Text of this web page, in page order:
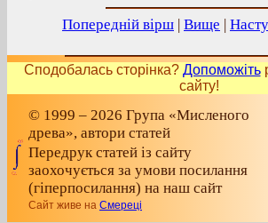
Попередній вірш | Вище |
Сподобалась сторінка? Допоможіть
сайту!
© 1999 – 2026 Група «Мисленого
древа», автори статей
Передрук статей із сайту
заохочується за умови посилання
(гіперпосилання) на наш сайт
Сайт живе на Смереці